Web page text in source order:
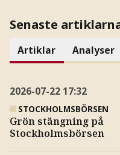
Senaste
Artiklar Analyser
2026-07-22 17:32
STOCKHOLMSBÖRSEN
Grön stängning på
Stockholmsbörsen